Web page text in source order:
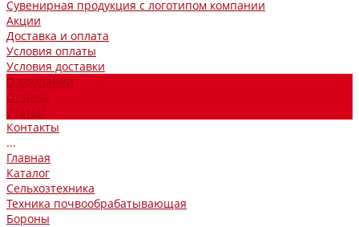
Сувенирная продукция с логотипом компании
Акции
Доставка и оплата
Условия оплаты
Условия доставки
О компании
Отзывы
Статьи
Контакты
...
Главная
Каталог
Сельхозтехника
Техника почвообрабатывающая
Бороны